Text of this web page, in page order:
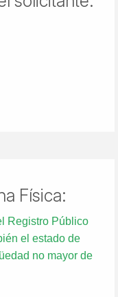
Física:
Registro Público
el estado de
no mayor de